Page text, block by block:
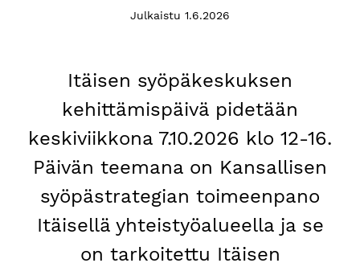
Julkaistu 1.6.2026
Itäisen syöpäkeskuksen
kehittämispäivä pidetään
keskiviikkona 7.10.2026 klo 12-16.
Päivän teemana on Kansallisen
syöpästrategian toimeenpano
Itäisellä yhteistyöalueella ja se
on tarkoitettu Itäisen